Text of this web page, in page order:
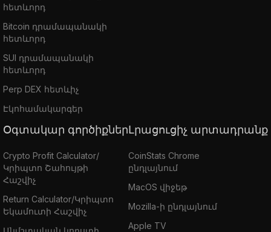
հետևորդ
Bitcoin դրամապանակի
հետևորդ
SUI դրամապանակի
հետևորդ
Perp DEX հետևիչ
Էկոհամակարգեր
Օգտակար գործիքներ
Crypto Profit Calculator/
Կրիպտո Շահույթի
Հաշվիչ
Return Calculator/Կրիպտո
Եկամուտի Հաշվիչ
Լրացուցիչ արտադրանք
CoinStats Chrome
ընդլայնում
MacOS վիջեթ
Mozilla-ի ընդլայնում
Apple TV